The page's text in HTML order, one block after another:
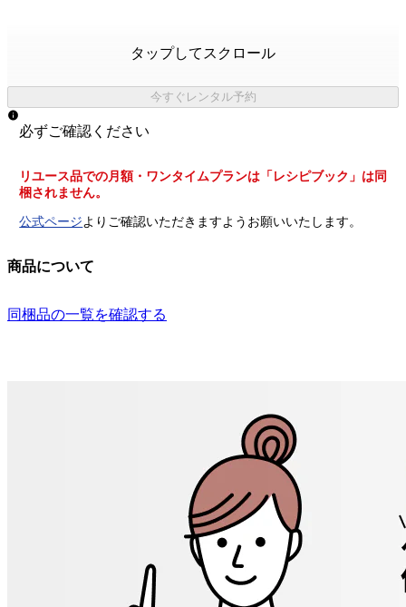
タップしてスクロール
今すぐレンタル予約
必ずご確認ください
リユース品での月額・ワンタイムプランは「レシピブック」は同
梱されません。
公式ページ よりご確認いただきますようお願いいたします。
商品について
同梱品の一覧を確認する